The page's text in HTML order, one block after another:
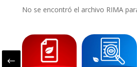
No se encontró el archivo RIMA
#